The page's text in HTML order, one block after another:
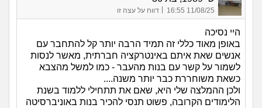
11/08/25 16:55 דווח על עצה זו
היי נסיכה
באופן מאוד כללי זה תמיד הרבה יותר קל להתחבר עם
אנשים שאת איתם באינטרקציה חברתית, מאשר לנסות
לשמור על קשר עם בנות מהעבר - כמו למשל מהצבא
כשאת משוחררת כבר יותר משנה....
ולכן ההמלצה שלי היא, שאם את תתחילי ללמוד בשנת
הלימודים הקרובה, פשוט תנסי להכיר בנות באוניברסיטה